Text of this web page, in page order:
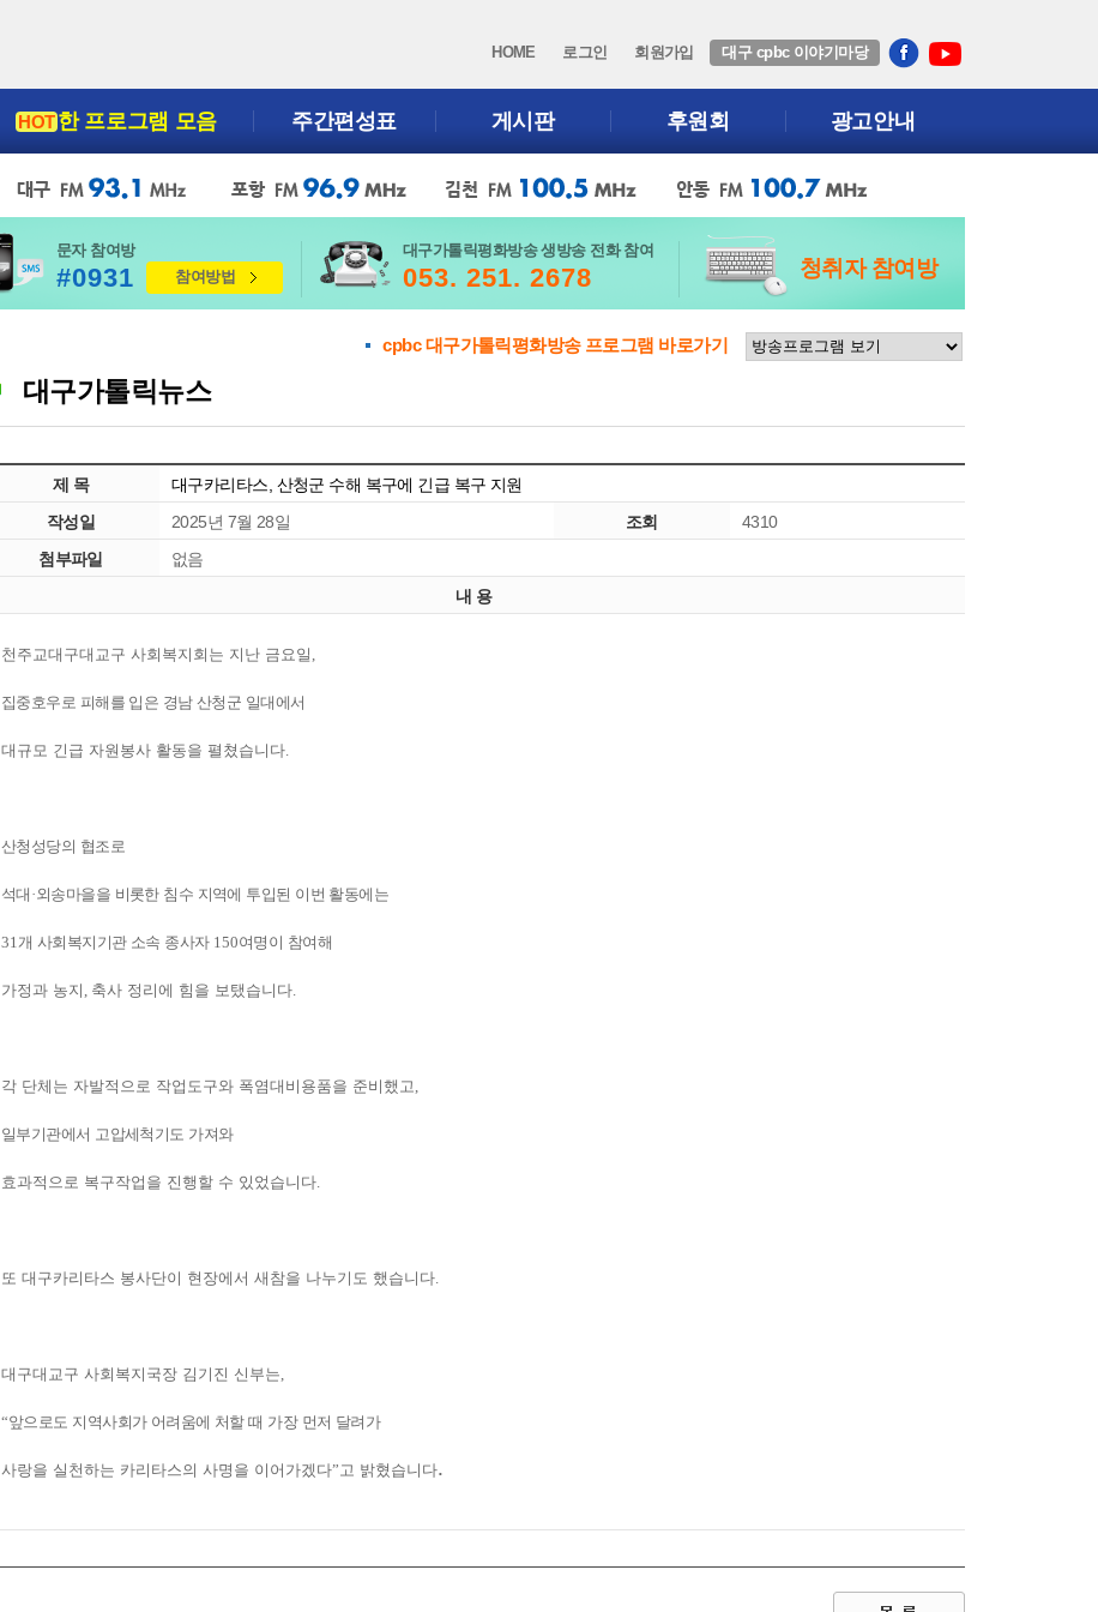
HOME 로그인 회원가입 대구 cpbc 이야기마당
HOT한 프로그램 모음 주간편성표 게시판 후원회 광고안내
문자 참여방
#0931 참여방법
대구가톨릭평화방송 생방송 전화 참여
053. 251. 2678 청취자 참여방
cpbc 대구가톨릭평화방송 프로그램 바로가기
대구가톨릭뉴스
제 목
대구카리타스, 산청군 수해 복구에 긴급 복구 지원
작성일
2025년 7월 28일 조회
4310
첨부파일
없음
내 용
천주교대구대교구 사회복지회는 지난 금요일 ,
집중호우로 피해를 입은 경남 산청군 일대에서
대규모 긴급 자원봉사 활동을 펼쳤습니다.
산청성당의 협조로
석대 ·외송마을을 비롯한 침수 지역에 투입된 이번 활동에는
31개 사회복지기관 소속 종사자 150여명이 참여해
가정과 농지 , 축사 정리에 힘을 보탰습니다.
각 단체는 자발적으로 작업도구와 폭염대비용품을 준비했고,
일부기관에서 고압세척기도 가져와
효과적으로 복구작업을 진행할 수 있었습니다.
또 대구카리타스 봉사단이 현장에서 새참을 나누기도 했습니다.
대구대교구 사회복지국장 김기진 신부는,
“앞으로도 지역사회가 어려움에 처할 때 가장 먼저 달려가
사랑을 실천하는 카리타스의 사명을 이어가겠다”고 밝혔습니다.